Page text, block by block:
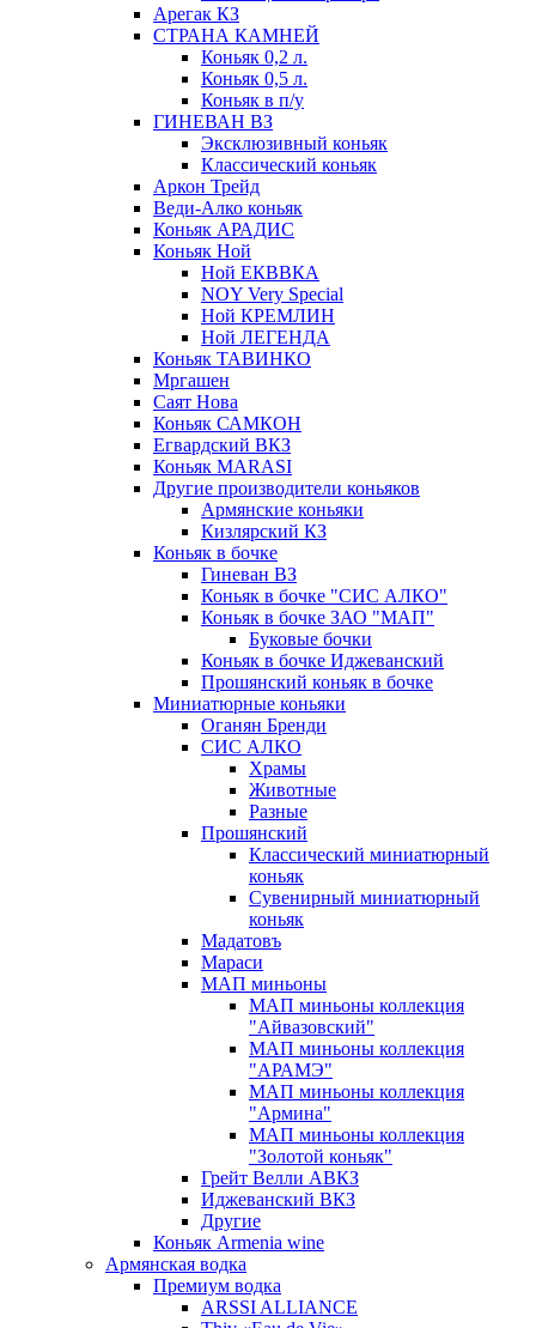
Арегак КЗ
СТРАНА КАМНЕЙ
Коньяк 0,2 л.
Коньяк 0,5 л.
Коньяк в п/у
ГИНЕВАН ВЗ
Эксклюзивный коньяк
Классический коньяк
Аркон Трейд
Веди-Алко коньяк
Коньяк АРАДИС
Коньяк Ной
Ной ЕКВВКА
NOY Very Special
Ной КРЕМЛИН
Ной ЛЕГЕНДА
Коньяк ТАВИНКО
Мргашен
Саят Нова
Коньяк САМКОН
Егвардский ВКЗ
Коньяк MARASI
Другие производители коньяков
Армянские коньяки
Кизлярский КЗ
Коньяк в бочке
Гиневан ВЗ
Коньяк в бочке "СИС АЛКО"
Коньяк в бочке ЗАО "МАП"
Буковые бочки
Коньяк в бочке Иджеванский
Прошянский коньяк в бочке
Миниатюрные коньяки
Оганян Бренди
СИС АЛКО
Храмы
Животные
Разные
Прошянский
Классический миниатюрный
коньяк
Сувенирный миниатюрный
коньяк
Мадатовъ
Мараси
МАП миньоны
МАП миньоны коллекция
"Айвазовский"
МАП миньоны коллекция
"АРАМЭ"
МАП миньоны коллекция
"Армина"
МАП миньоны коллекция
"Золотой коньяк"
Грейт Велли АВКЗ
Иджеванский ВКЗ
Другие
Коньяк Armenia wine
Армянская водка
Премиум водка
ARSSI ALLIANCE